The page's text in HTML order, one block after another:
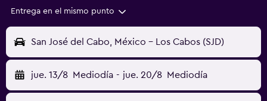
Entrega en el mismo punto
San José del Cabo, México - Los Cabos (SJD)
jue. 13/8 Mediodía - jue. 20/8 Mediodía